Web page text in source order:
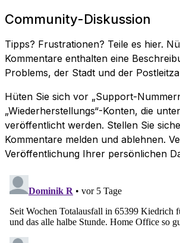
Community-Diskussion
Tipps? Frustrationen? Teile es hier.
Kommentare enthalten eine
Problems, der Stadt und der
Hüten Sie sich vor „Support-
„Wiederherstellungs“-Konten, die
veröffentlicht werden. Stellen Sie
Kommentare melden und ablehnen.
Veröffentlichung Ihrer persönlichen